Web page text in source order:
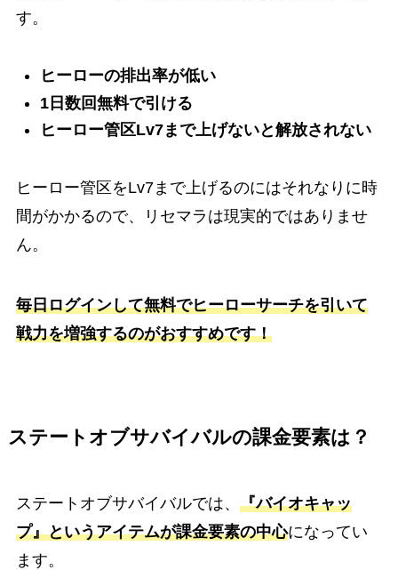
す。
ヒーローの排出率が低い
1日数回無料で引ける
ヒーロー管区Lv7まで上げないと解放されない
ヒーロー管区をLv7まで上げるのにはそれなりに時
間がかかるので、リセマラは現実的ではありませ
ん。
毎日ログインして無料でヒーローサーチを引いて
戦力を増強するのがおすすめです！
ステートオブサバイバルの課金要素は？
ステートオブサバイバルでは、 『バイオキャッ
プ』というアイテムが課金要素の中心になってい
ます。